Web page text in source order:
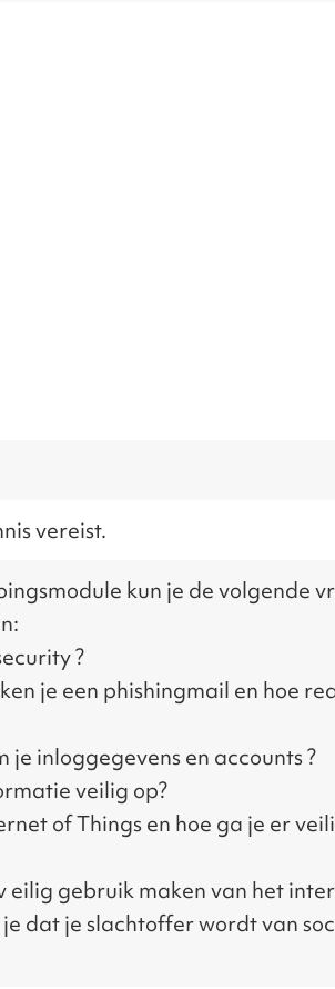
vereist.
kun je de volgende
?
je een phishingmail en hoe
je inloggegevens en accounts?
veilig op?
ofThingsen hoe ga je er
eilig gebruik maken van het
dat je slachtoffer wordt van